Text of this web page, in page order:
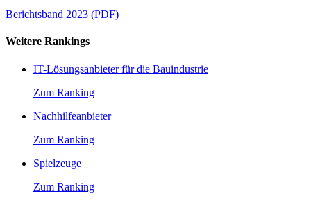
Berichtsband 2023 (PDF)
Weitere Rankings
IT-Lösungsanbieter für die Bauindustrie
Zum Ranking
Nachhilfeanbieter
Zum Ranking
Spielzeuge
Zum Ranking